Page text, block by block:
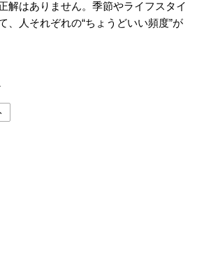
解はありません。季節やライフスタイ
、人それぞれの“ちょうどいい頻度”が